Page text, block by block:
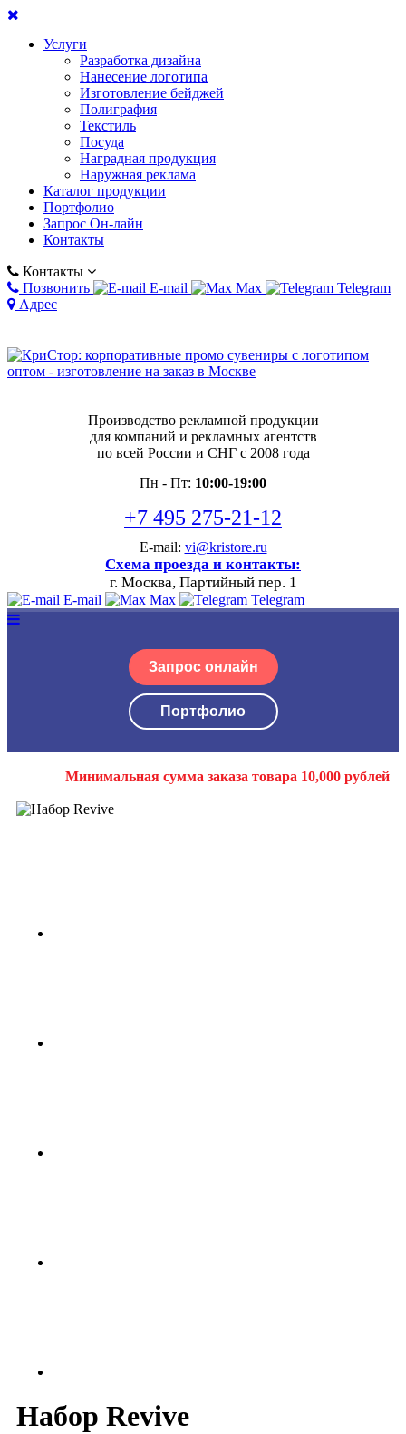
Услуги
Разработка дизайна
Нанесение логотипа
Изготовление бейджей
Полиграфия
Текстиль
Посуда
Наградная продукция
Наружная реклама
Каталог продукции
Портфолио
Запрос Он-лайн
Контакты
Контакты
Позвонить
E-mail Max
Telegram
Адрес
Производство рекламной продукции
для компаний и рекламных агентств
по всей России и СНГ с 2008 года
Пн - Пт: 10:00-19:00
+7 495 275-21-12
E-mail: vi@kristore.ru
Схема проезда и контакты:
г. Москва, Партийный пер. 1
E-mail Max Telegram
Запрос онлайн
Портфолио
Минимальная сумма заказа товара 10,000 рублей
Набор Revive